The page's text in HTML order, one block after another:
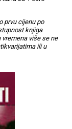
prvu cijenu po
knjiga
više se ne
ili u